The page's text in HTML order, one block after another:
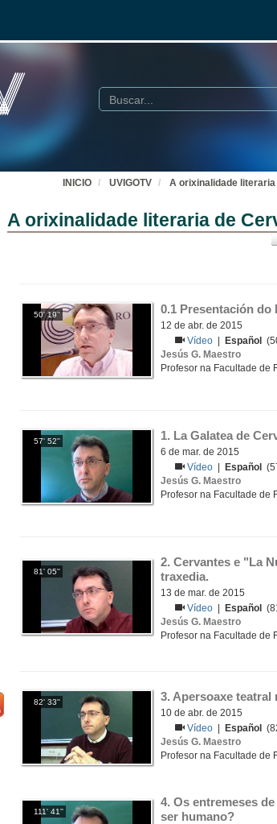
Buscar
INICIO UVIGOTV A orixinalidade
A orixinalidade literaria de
50' 19'' 0.1 Presentación do
12 de abr. de 2015
Vídeo
Español
Jesús G. Maestro
Profesor na Facultade de
57' 52'' 1. La Galatea de
6 de mar. de 2015
Vídeo
Español
Jesús G. Maestro
Profesor na Facultade de
81' 05''
2. Cervantes e "La
traxedia.
13 de mar. de 2015
Vídeo
Español
Jesús G. Maestro
Profesor na Facultade de
82' 33'' 3. Apersoaxe teatral
10 de abr. de 2015
Vídeo
Español
Jesús G. Maestro
Profesor na Facultade de
111' 41''
4. Os entremeses
ser humano?